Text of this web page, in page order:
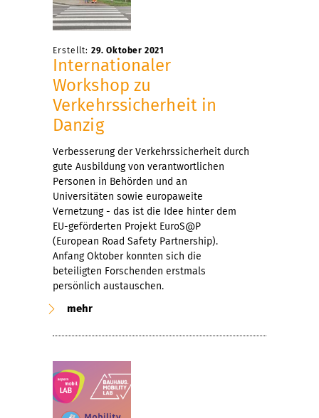
Erstellt: 29. Oktober 2021
Internationaler
Workshop zu
Verkehrssicherheit in
Danzig
Verbesserung der Verkehrssicherheit durch
gute Ausbildung von verantwortlichen
Personen in Behörden und an
Universitäten sowie europaweite
Vernetzung - das ist die Idee hinter dem
EU-geförderten Projekt EuroS@P
(European Road Safety Partnership).
Anfang Oktober konnten sich die
beteiligten Forschenden erstmals
persönlich austauschen.
mehr